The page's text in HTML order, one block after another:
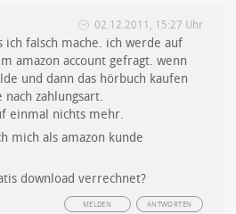
02.12.2011, 15:27 Uhr
ich falsch mache. ich werde auf
amazon account gefragt. wenn
und dann das hörbuch kaufen
zahlungsart.
einmal nichts mehr.
mich als amazon kunde
download verrechnet?
ANTWORTEN
MELDEN